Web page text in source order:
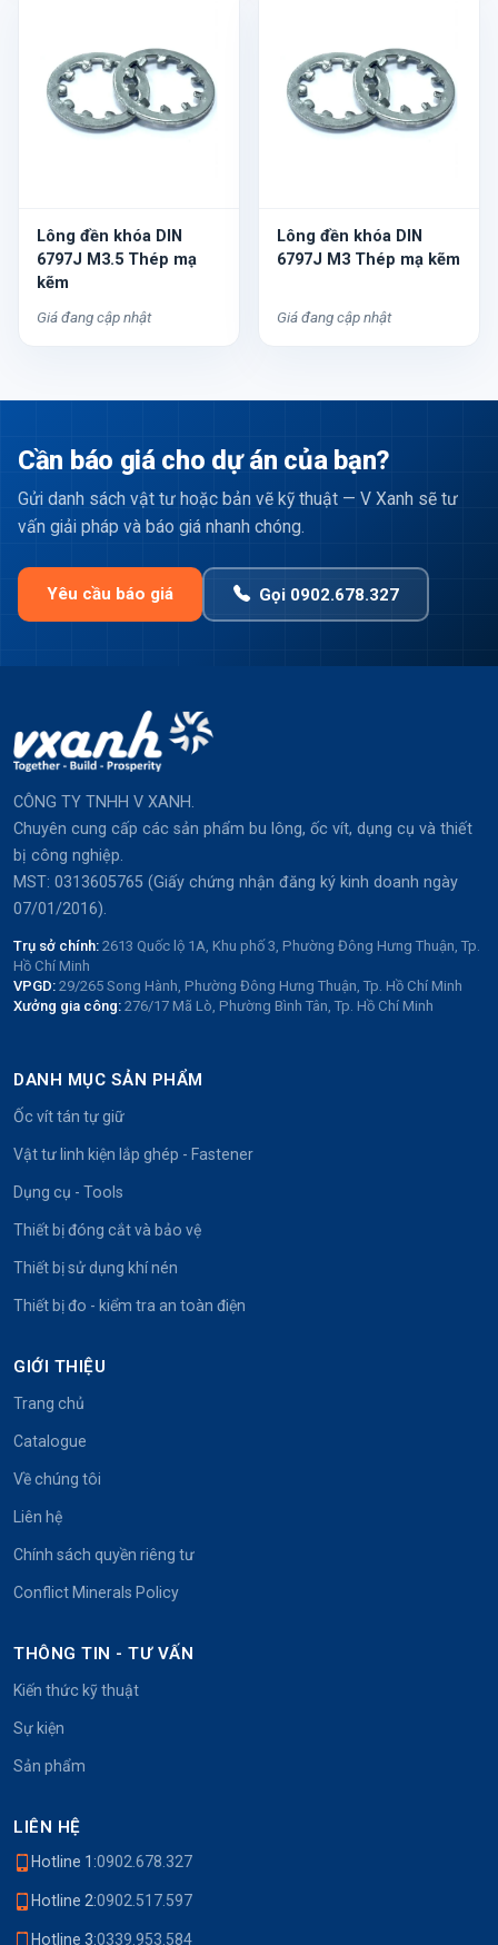
Lông đền khóa DIN
6797J M3.5 Thép mạ
kẽm
Giá đang cập nhật
Lông đền khóa DIN
6797J M3 Thép mạ kẽm
Giá đang cập nhật
Cần báo giá cho dự án của bạn?
Gửi danh sách vật tư hoặc bản vẽ kỹ thuật — V Xanh sẽ tư
vấn giải pháp và báo giá nhanh chóng.
Yêu cầu báo giá Gọi 0902.678.327
CÔNG TY TNHH V XANH.
Chuyên cung cấp các sản phẩm bu lông, ốc vít, dụng cụ và thiết
bị công nghiệp.
MST: 0313605765 (Giấy chứng nhận đăng ký kinh doanh ngày
07/01/2016).
Trụ sở chính: 2613 Quốc lộ 1A, Khu phố 3, Phường Đông Hưng Thuận, Tp.
Hồ Chí Minh
VPGD: 29/265 Song Hành, Phường Đông Hưng Thuận, Tp. Hồ Chí Minh
Xưởng gia công: 276/17 Mã Lò, Phường Bình Tân, Tp. Hồ Chí Minh
DANH MỤC SẢN PHẨM
Ốc vít tán tự giữ
Vật tư linh kiện lắp ghép - Fastener
Dụng cụ - Tools
Thiết bị đóng cắt và bảo vệ
Thiết bị sử dụng khí nén
Thiết bị đo - kiểm tra an toàn điện
GIỚI THIỆU
Trang chủ
Catalogue
Về chúng tôi
Liên hệ
Chính sách quyền riêng tư
Conflict Minerals Policy
THÔNG TIN - TƯ VẤN
Kiến thức kỹ thuật
Sự kiện
Sản phẩm
LIÊN HỆ
Hotline 1:0902.678.327
Hotline 2:0902.517.597
Hotline 3:0339.953.584